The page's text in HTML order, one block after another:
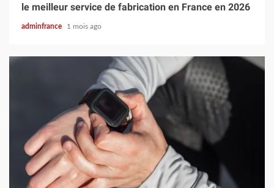
le meilleur service de fabrication en France en 2026
adminfrance 1 mois ago
7 min read